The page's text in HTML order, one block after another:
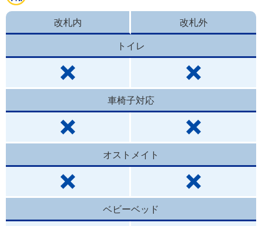
改札内 改札外
トイレ
車椅子対応
オストメイト
ベビーベッド